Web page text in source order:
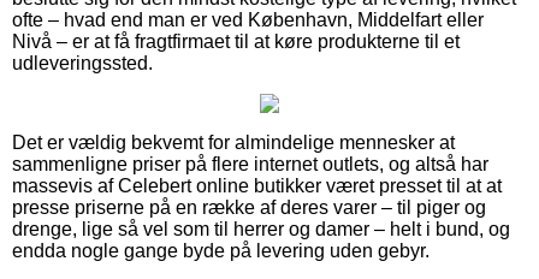
ofte – hvad end man er ved København, Middelfart eller
Nivå – er at få fragtfirmaet til at køre produkterne til et
udleveringssted.
Det er vældig bekvemt for almindelige mennesker at
sammenligne priser på flere internet outlets, og altså har
massevis af Celebert online butikker været presset til at at
presse priserne på en række af deres varer – til piger og
drenge, lige så vel som til herrer og damer – helt i bund, og
endda nogle gange byde på levering uden gebyr.